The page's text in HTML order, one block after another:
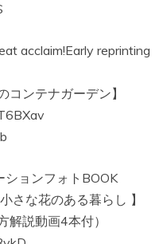
acclaim!Early reprinting
ンテナガーデン】
ョンフォトBOOK
さな花のある暮らし 】
解説動画4本付）